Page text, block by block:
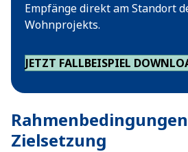
Empfänge direkt am Standort
Wohnprojekts.
JETZT FALLBEISPIEL
Zielsetzung